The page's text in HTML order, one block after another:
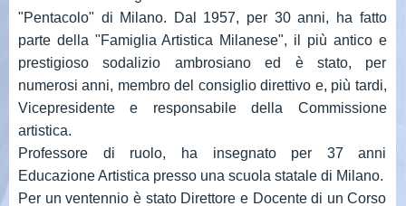
"Pentacolo" di Milano. Dal 1957, per 30 anni, ha fatto
parte della "Famiglia Artistica Milanese", il più antico e
prestigioso sodalizio ambrosiano ed è stato, per
numerosi anni, membro del consiglio direttivo e, più tardi,
Vicepresidente e responsabile della Commissione
artistica.
Professore di ruolo, ha insegnato per 37 anni
Educazione Artistica presso una scuola statale di Milano.
Per un ventennio è stato Direttore e Docente di un Corso